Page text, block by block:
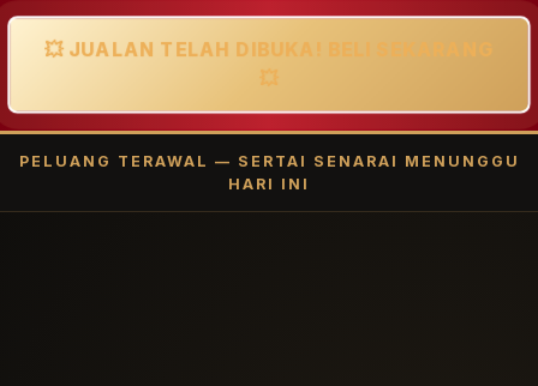
💥 JUALAN TELAH DIBUKA! BELI SEKARANG
💥
PELUANG TERAWAL — SERTAI SENARAI MENUNGGU
HARI INI